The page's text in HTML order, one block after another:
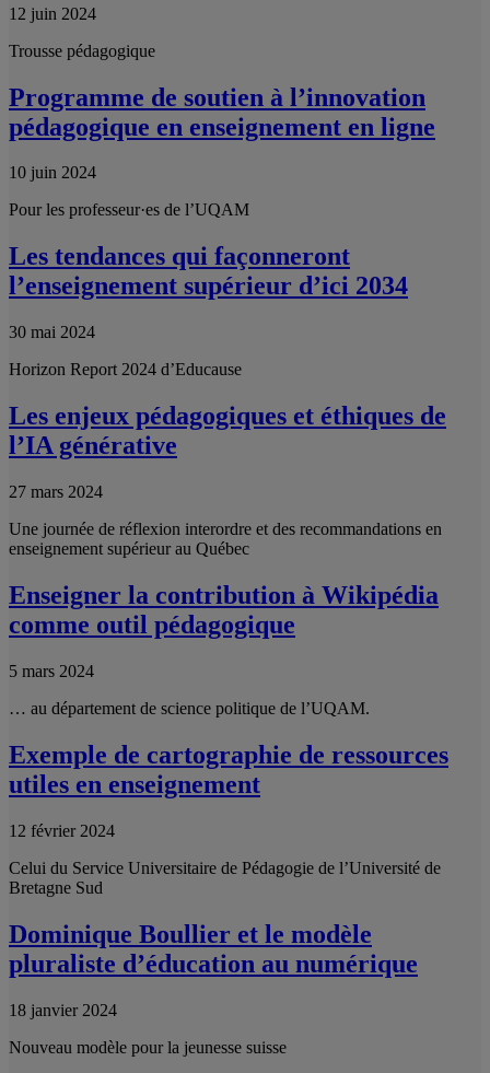
12 juin 2024
Trousse pédagogique
Programme de soutien à l’innovation
pédagogique en enseignement en ligne
10 juin 2024
Pour les professeur·es de l’UQAM
Les tendances qui façonneront
l’enseignement supérieur d’ici 2034
30 mai 2024
Horizon Report 2024 d’Educause
Les enjeux pédagogiques et éthiques de
l’IA générative
27 mars 2024
Une journée de réflexion interordre et des recommandations en
enseignement supérieur au Québec
Enseigner la contribution à Wikipédia
comme outil pédagogique
5 mars 2024
… au département de science politique de l’UQAM.
Exemple de cartographie de ressources
utiles en enseignement
12 février 2024
Celui du Service Universitaire de Pédagogie de l’Université de
Bretagne Sud
Dominique Boullier et le modèle
pluraliste d’éducation au numérique
18 janvier 2024
Nouveau modèle pour la jeunesse suisse